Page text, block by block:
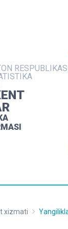
NASHRLAR
XIZMATLAR
XIZMATI
xizmati